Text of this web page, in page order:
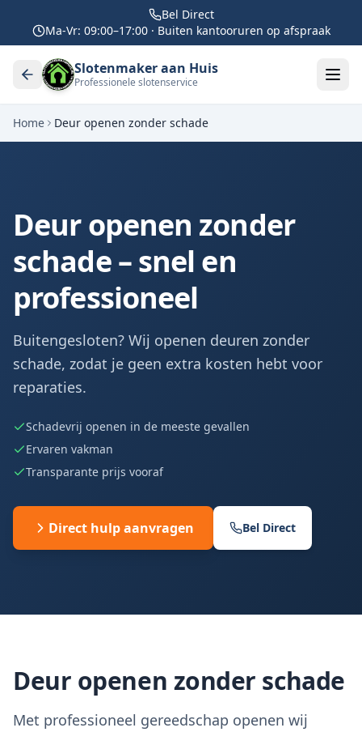
Bel Direct
Ma-Vr: 09:00–17:00 · Buiten kantooruren op afspraak
Slotenmaker aan Huis
Professionele slotenservice
Home Deur openen zonder schade
Deur openen zonder
schade – snel en
professioneel
Buitengesloten? Wij openen deuren zonder
schade, zodat je geen extra kosten hebt voor
reparaties.
Schadevrij openen in de meeste gevallen
Ervaren vakman
Transparante prijs vooraf
Direct hulp aanvragen Bel Direct
Deur openen zonder schade
Met professioneel gereedschap openen wij